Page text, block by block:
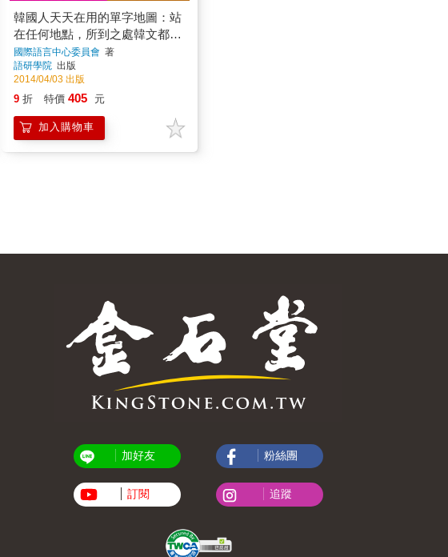
韓國人天天在用的單字地圖：站
在任何地點，所到之處韓文都會
說！
國際語言中心委員會 著
語研學院 出版
2014/04/03 出版
9 折 特價 405 元
加入購物車
加好友
訂閱
粉絲團
追蹤